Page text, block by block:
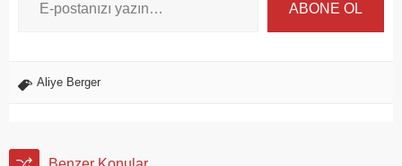
ABONE OL
Aliye Berger